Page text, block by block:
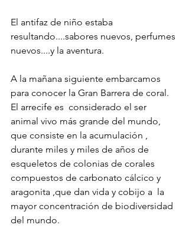
El antifaz de niño estaba
resultando....sabores nuevos, perfumes
nuevos....y la aventura.
A la mañana siguiente embarcamos
para conocer la Gran Barrera de coral.
El arrecife es  considerado el ser
animal vivo más grande del mundo,
que consiste en la acumulación ,
durante miles y miles de años de
esqueletos de colonias de corales
compuestos de carbonato cálcico y
aragonita ,que dan vida y cobijo a  la
mayor concentración de biodiversidad
del mundo.